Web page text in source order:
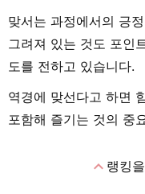
맞서는 과정에서의 긍
그려져 있는 것도 포인
도를 전하고 있습니다.
역경에 맞선다고 하면
포함해 즐기는 것의 중
expand_less랭킹